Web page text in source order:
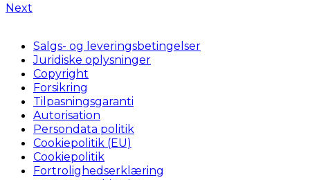
Next
Salgs- og leveringsbetingelser
Juridiske oplysninger
Copyright
Forsikring
Tilpasningsgaranti
Autorisation
Persondata politik
Cookiepolitik (EU)
Cookiepolitik
Fortrolighedserklæring